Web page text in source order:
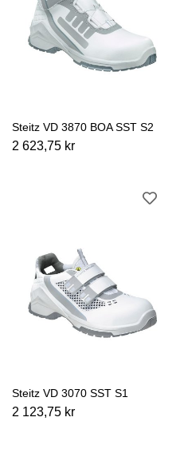
Steitz VD 3870 BOA SST S2
2 623,75 kr
Steitz VD 3070 SST S1
2 123,75 kr